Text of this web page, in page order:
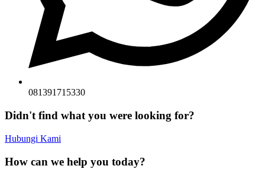
081391715330
Didn't find what you were looking for?
Hubungi Kami
How can we help you today?